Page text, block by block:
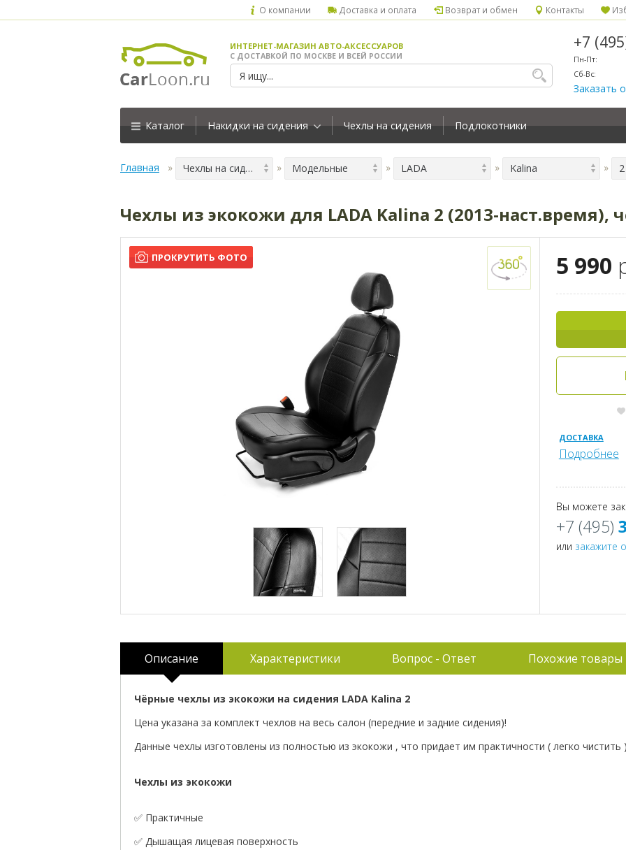
О компании Доставка и оплата Возврат и обмен Контакты
ИНТЕРНЕТ-МАГАЗИН АВТО-АКСЕССУАРОВ
С ДОСТАВКОЙ ПО МОСКВЕ И ВСЕЙ РОССИИ
+7
Пн-Пт:
Сб-Вс:
Заказать
Каталог Накидки на сидения Чехлы на сидения Подлокотники
Главная Чехлы на сидения Модельные LADA Kalina
Чехлы из экокожи для LADA Kalina 2 (2013-наст.время),
ПРОКРУТИТЬ ФОТО 5 990
ДОСТАВКА
Подробнее
Вы можете
+7 (495)
или закажите
Описание Характеристики Вопрос - Ответ Похожие товары
Чёрные чехлы из экокожи на сидения LADA Kalina 2
Цена указана за комплект чехлов на весь салон (передние и задние сидения)!
Данные чехлы изготовлены из полностью из экокожи , что придает им практичности ( легко чистить
Чехлы из экокожи
✅ Практичные
✅ Дышащая лицевая поверхность